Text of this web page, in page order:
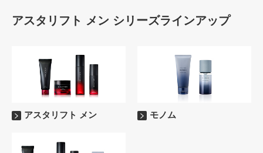
アスタリフト メン シリーズラインアップ
アスタリフト メン モノム